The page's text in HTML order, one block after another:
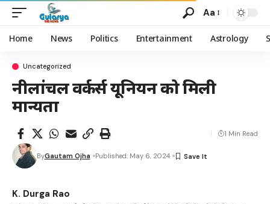
Aa
Home News Politics Entertainment Astrology
Uncategorized
नीलांचल वर्कर्स यूनियन को मिली
मान्यता
ByGautam Ojha Published: May 6, 2024
1 Min Read
K. Durga Rao